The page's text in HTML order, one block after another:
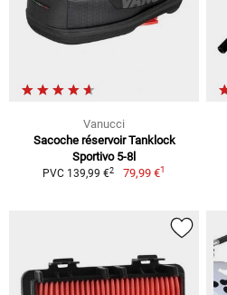
Vanucci
Sacoche réservoir Tanklock
Sportivo 5-8l
PVC 139,99 €2 79,99 €1